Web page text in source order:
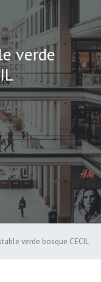
verde
verde bosque CECIL